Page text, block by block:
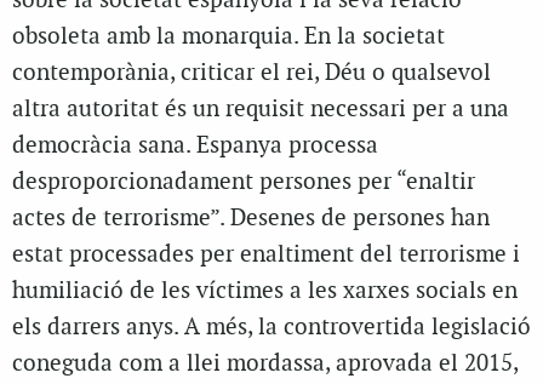
obsoleta amb la monarquia. En la societat
contemporània, criticar el rei, Déu o qualsevol
altra autoritat és un requisit necessari per a una
democràcia sana. Espanya processa
desproporcionadament persones per “enaltir
actes de terrorisme”. Desenes de persones han
estat processades per enaltiment del terrorisme i
humiliació de les víctimes a les xarxes socials en
els darrers anys. A més, la controvertida legislació
coneguda com a llei mordassa, aprovada el 2015,